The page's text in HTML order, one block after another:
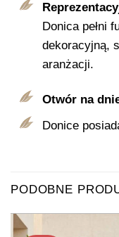
Donica pełni
dekoracyjną,
aranżacji.
Otwór na
Donice
PODOBNE